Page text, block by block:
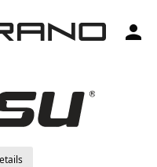
person